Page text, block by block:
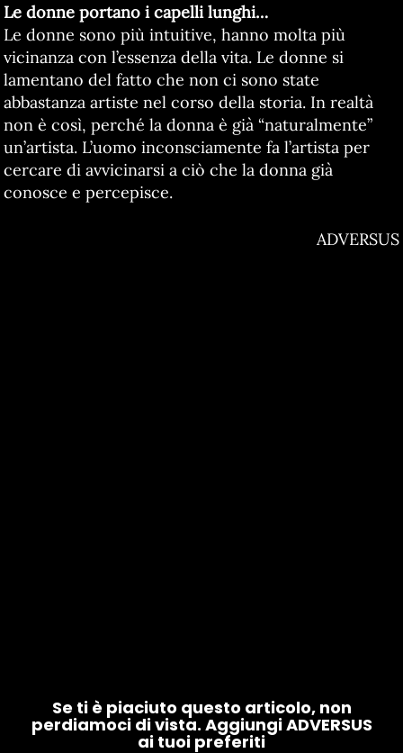
Le donne portano i capelli lunghi…
Le donne sono più intuitive, hanno molta più
vicinanza con l’essenza della vita. Le donne si
lamentano del fatto che non ci sono state
abbastanza artiste nel corso della storia. In realtà
non è così, perché la donna è già “naturalmente”
un’artista. L’uomo inconsciamente fa l’artista per
cercare di avvicinarsi a ciò che la donna già
conosce e percepisce.
ADVERSUS
Se ti è piaciuto questo articolo, non
perdiamoci di vista. Aggiungi ADVERSUS
ai tuoi preferiti